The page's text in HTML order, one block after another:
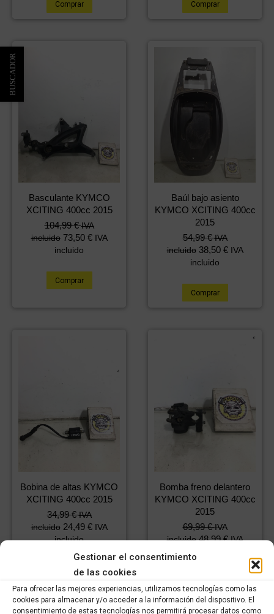
Gestionar el consentimiento
de las cookies
Para ofrecer las mejores experiencias, utilizamos tecnologías como las
cookies para almacenar y/o acceder a la información del dispositivo. El
consentimiento de estas tecnologías nos permitirá procesar datos como
Comprar Comprar
Basculante KYMCO
XCITING 400cc 2015
104,99€ IVA
incluido 73,50 € IVA
incluido
Comprar
Baúl bajo asiento
KYMCO XCITING 400cc
2015
54,99€ IVA
incluido 38,50 € IVA
incluido
Comprar
Bobina de altas KYMCO
XCITING 400cc 2015
34,99€ IVA
incluido 24,49 € IVA
incluido
Comprar
Bomba freno delantero
KYMCO XCITING 400cc
2015
69,99€ IVA
incluido 48,99€ IVA